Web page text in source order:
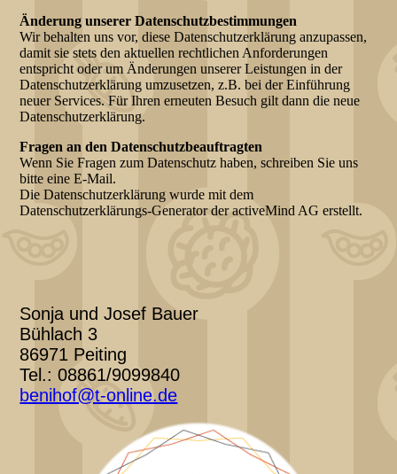
Änderung unserer Datenschutzbestimmungen
Wir behalten uns vor, diese Datenschutzerklärung anzupassen,
damit sie stets den aktuellen rechtlichen Anforderungen
entspricht oder um Änderungen unserer Leistungen in der
Datenschutzerklärung umzusetzen, z.B. bei der Einführung
neuer Services. Für Ihren erneuten Besuch gilt dann die neue
Datenschutzerklärung.
Fragen an den Datenschutzbeauftragten
Wenn Sie Fragen zum Datenschutz haben, schreiben Sie uns
bitte eine E-Mail.
Die Datenschutzerklärung wurde mit dem
Datenschutzerklärungs-Generator der activeMind AG erstellt.
Sonja und Josef Bauer
Bühlach 3
86971 Peiting
Tel.: 08861/9099840
benihof@t-online.de